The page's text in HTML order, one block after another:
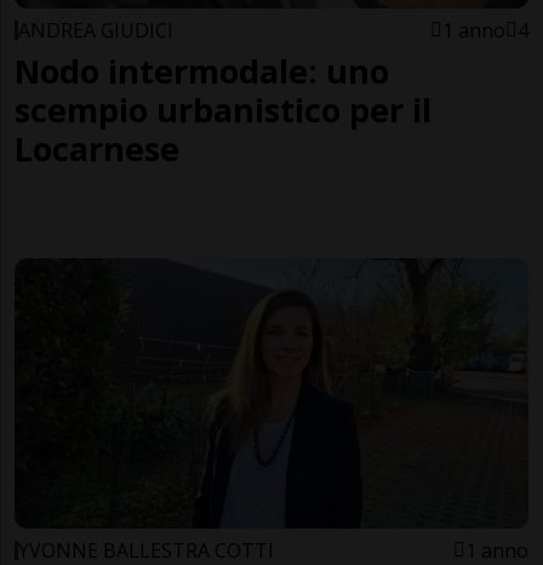
ANDREA GIUDICI 1 anno 4
Nodo intermodale: uno
scempio urbanistico per il
Locarnese
YVONNE BALLESTRA COTTI 1 anno